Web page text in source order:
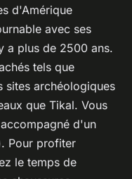
d'Amérique
avec ses
a plus de 2500 ans.
tels que
sites archéologiques
que Tikal. Vous
d'un
Pour profiter
le temps de